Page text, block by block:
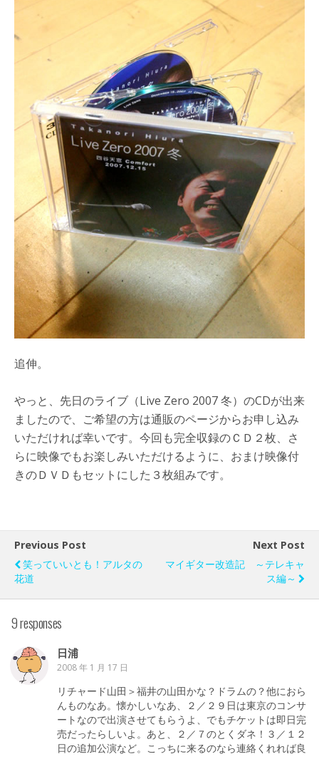
追伸。
やっと、先日のライブ（Live Zero 2007 冬）のCDが出来
ましたので、ご希望の方は通販のページからお申し込み
いただければ幸いです。今回も完全収録のＣＤ２枚、さ
らに映像でもお楽しみいただけるように、おまけ映像付
きのＤＶＤもセットにした３枚組みです。
Previous Post
笑っていいとも！アルタの
花道
Next Post
マイギター改造記 ～テレキャ
ス編～
9 responses
日浦
2008 年 1 月 17 日
リチャード山田＞福井の山田かな？ドラムの？他におら
んものなあ。懐かしいなあ、２／２９日は東京のコンサ
ートなので出演させてもらうよ、でもチケットは即日完
売だったらしいよ。あと、２／７のとくダネ！３／１２
日の追加公演など。こっちに来るのなら連絡くれれば良